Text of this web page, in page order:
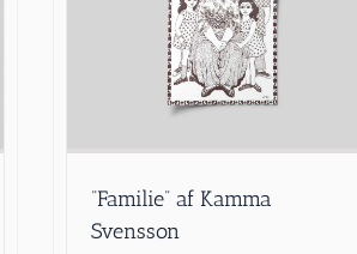
”Familie” af Kamma
Svensson